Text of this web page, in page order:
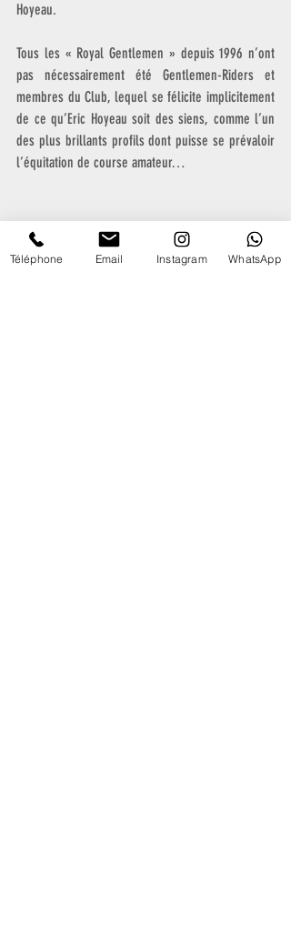
Hoyeau.
Tous les « Royal Gentlemen » depuis 1996 n’ont
pas nécessairement été Gentlemen-Riders et
membres du Club, lequel se félicite implicitement
de ce qu’Eric Hoyeau soit des siens, comme l’un
des plus brillants profils dont puisse se prévaloir
l’équitation de course amateur…
Téléphone Email Instagram WhatsApp